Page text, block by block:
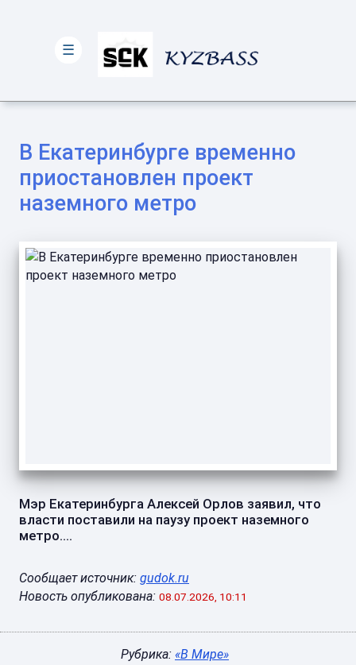
В Екатеринбурге временно
приостановлен проект
наземного метро
Мэр Екатеринбурга Алексей Орлов заявил, что
власти поставили на паузу проект наземного
метро....
Сообщает источник: gudok.ru
Новость опубликована: 08.07.2026, 10:11
Рубрика: «В Мире»
☰